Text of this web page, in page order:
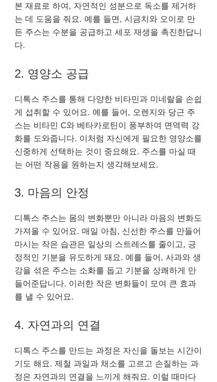
본 재료로 하여, 자연적인 성분으로 독소를 제거하
는 데 도움을 줘요. 예를 들면, 시금치와 오이로 만
든 주스는 수분을 공급하고 세포 재생을 촉진한답니
다.
2. 영양소 공급
디톡스 주스를 통해 다양한 비타민과 미네랄을 손쉽
게 섭취할 수 있어요. 예를 들어, 오렌지와 당근 주
스는 비타민 C와 베타카로틴이 풍부하여 면역력 강
화를 도와줍니다. 이처럼 자신에게 필요한 영양소를
신중하게 선택하는 것이 중요해요. 주스를 마실 때
는 어떤 작용을 원하는지 생각해보세요.
3. 마음의 안정
디톡스 주스는 몸의 변화뿐만 아니라 마음의 변화도
가져올 수 있어요. 매일 아침, 신선한 주스를 만들어
마시는 작은 습관은 일상의 스트레스를 줄이고, 긍
정적인 기분을 유도하게 돼요. 예를 들어, 사과와 생
강을 섞은 주스는 소화를 돕고 기분을 상쾌하게 만
들어준답니다. 이러한 작은 변화들이 모여 큰 효과
를 낼 수 있어요.
4. 자연과의 연결
디톡스 주스를 만드는 과정은 자신을 돌보는 시간이
기도 해요. 제철 과일과 채소를 고르고 손질하는 과
정은 자연과의 연결을 느끼게 해줘요. 이럴 때마다